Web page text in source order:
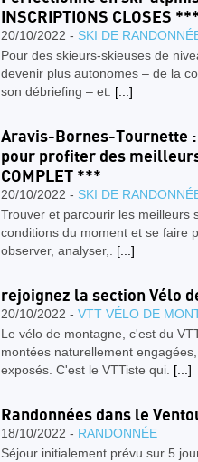
INSCRIPTIONS CLOSES
20/10/2022 - SKI DE
Pour des skieurs-skieuses de
devenir plus autonomes – de la
son débriefing – et. [...]
Aravis-Bornes-Tournette
pour profiter des
COMPLET ***
20/10/2022 - SKI DE
Trouver et parcourir les meilleurs
conditions du moment et se faire
observer, analyser,. [...]
rejoignez la section Vélo
20/10/2022 - VTT VÉLO DE
Le vélo de montagne, c'est du
montées naturellement
exposés. C'est le VTTiste qui. [...]
Randonnées dans le
18/10/2022 - RANDONNÉE
Séjour initialement prévu sur 5